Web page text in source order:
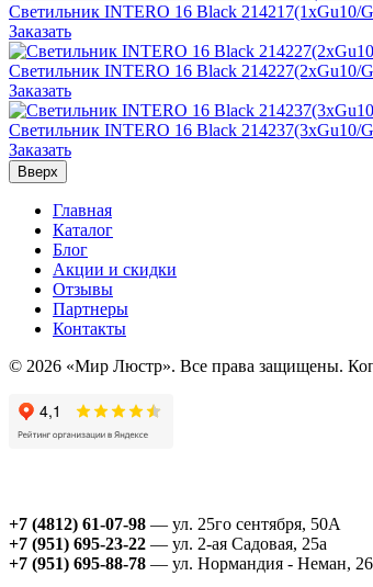
Светильник INTERO 16 Black 214217(1хGu10/
Заказать
Светильник INTERO 16 Black 214227(2хGu10/
Заказать
Светильник INTERO 16 Black 214237(3хGu10/
Заказать
Вверх
Главная
Каталог
Блог
Акции и скидки
Отзывы
Партнеры
Контакты
© 2026 «Мир Люстр». Все права защищены.
+7 (4812) 61-07-98 — ул. 25го сентября, 50А
+7 (951) 695-23-22 — ул. 2-ая Садовая, 25а
+7 (951) 695-88-78 — ул. Нормандия - Неман,